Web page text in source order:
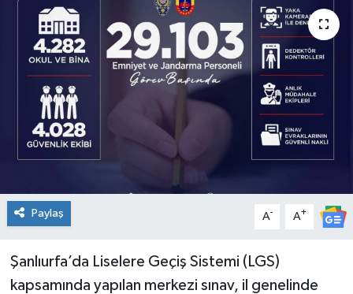
Paylaş A- A+
Şanlıurfa’da Liselere Geçiş Sistemi (LGS)
kapsamında yapılan merkezi sınav, il genelinde
Ekonomi
Genel
Güncel
Gündem
Kültür & Sanat
KURDÎ
Haber Arşivi